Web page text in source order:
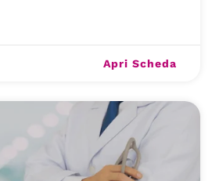
Apri Scheda